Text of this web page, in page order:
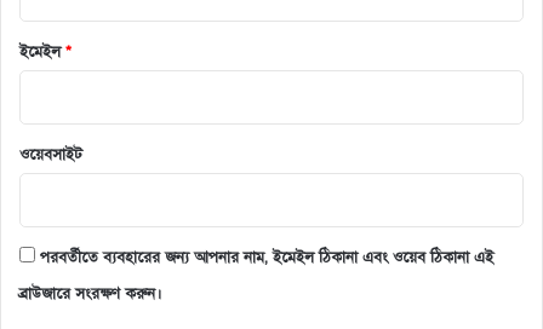
ইমেইল*
ওয়েবসাইট
পরবর্তীতে ব্যবহারের জন্য আপনার নাম, ইমেইল ঠিকানা এবং ওয়েব ঠিকানা এই
ব্রাউজারে সংরক্ষণ করুন।